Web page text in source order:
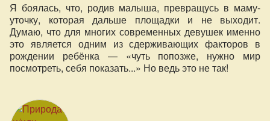
Я боялась, что, родив малыша, превращусь в маму-
уточку, которая дальше площадки и не выходит.
Думаю, что для многих современных девушек именно
это является одним из сдерживающих факторов в
рождении ребёнка — «чуть попозже, нужно мир
посмотреть, себя показать...» Но ведь это не так!